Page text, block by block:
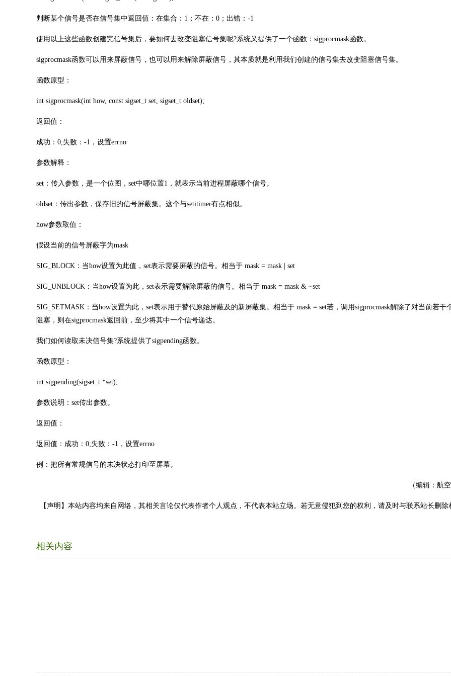
判断某个信号是否在信号集中返回值：在集合：1；不在：0；出错：-1
使用以上这些函数创建完信号集后，要如何去改变阻塞信号集呢?系统又提供了一个函数：sigprocmask函数。
sigprocmask函数可以用来屏蔽信号，也可以用来解除屏蔽信号，其本质就是利用我们创建的信号集去改变阻塞信号集。
函数原型：
int sigprocmask(int how, const sigset_t set, sigset_t oldset);
返回值：
成功：0;失败：-1，设置errno
参数解释：
set：传入参数，是一个位图，set中哪位置1，就表示当前进程屏蔽哪个信号。
oldset：传出参数，保存旧的信号屏蔽集。这个与setitimer有点相似。
how参数取值：
假设当前的信号屏蔽字为mask
SIG_BLOCK：当how设置为此值，set表示需要屏蔽的信号。相当于 mask = mask | set
SIG_UNBLOCK：当how设置为此，set表示需要解除屏蔽的信号。相当于 mask = mask & ~set
SIG_SETMASK：当how设置为此，set表示用于替代原始屏蔽及的新屏蔽集。相当于 mask = set若，调用sigprocmask解除了对当前若干
阻塞，则在sigprocmask返回前，至少将其中一个信号递达。
我们如何读取未决信号集?系统提供了sigpending函数。
函数原型：
int sigpending(sigset_t *set);
参数说明：set传出参数。
返回值：
返回值：成功：0;失败：-1，设置errno
例：把所有常规信号的未决状态打印至屏幕。
（编辑：航
【声明】本站内容均来自网络，其相关言论仅代表作者个人观点，不代表本站立场。若无意侵犯到您的权利，请及时与联系站长删除
相关内容